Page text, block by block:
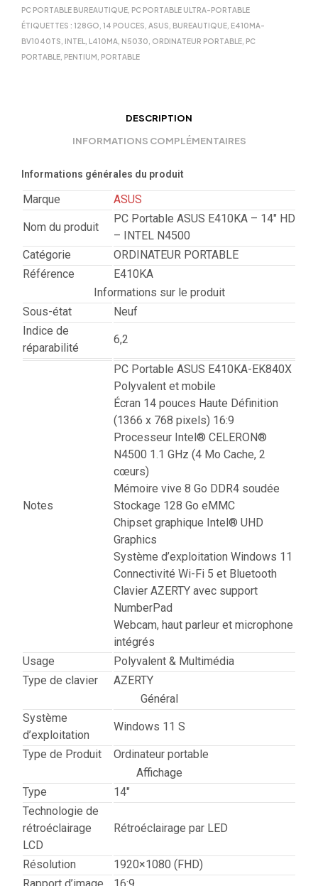
PC PORTABLE BUREAUTIQUE PC PORTABLE ULTRA-PORTABLE
ÉTIQUETTES : 128GO 14 POUCES ASUS BUREAUTIQUE E410MA-
BV1040TS INTEL L410MA N5030 ORDINATEUR PORTABLE PC
PORTABLE PENTIUM PORTABLE
DESCRIPTION
INFORMATIONS COMPLÉMENTAIRES
Informations générales du produit
Marque ASUS
Nom du produit
PC Portable ASUS E410KA – 14″ HD
– INTEL N4500
Catégorie
ORDINATEUR PORTABLE
Référence
E410KA
Informations sur le produit
Sous-état
Neuf
Indice de
réparabilité
6,2
Notes
PC Portable ASUS E410KA-EK840X
Polyvalent et mobile
Écran 14 pouces Haute Définition
(1366 x 768 pixels) 16:9
Processeur Intel® CELERON®
N4500 1.1 GHz (4 Mo Cache, 2
cœurs)
Mémoire vive 8 Go DDR4 soudée
Stockage 128 Go eMMC
Chipset graphique Intel® UHD
Graphics
Système d’exploitation Windows 11
Connectivité Wi-Fi 5 et Bluetooth
Clavier AZERTY avec support
NumberPad
Webcam, haut parleur et microphone
intégrés
Usage
Polyvalent & Multimédia
Type de clavier
AZERTY
Général
Système
d’exploitation
Windows 11 S
Type de Produit
Ordinateur portable
Affichage
Type
14″
Technologie de
rétroéclairage
LCD
Rétroéclairage par LED
Résolution
1920×1080 (FHD)
Rapport d’image
16:9